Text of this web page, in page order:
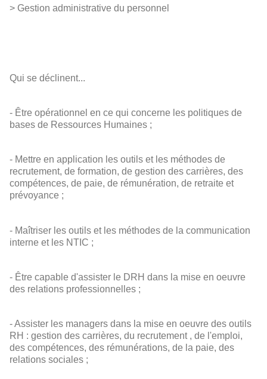
> Gestion administrative du personnel
Qui se déclinent...
- Être opérationnel en ce qui concerne les politiques de
bases de Ressources Humaines ;
- Mettre en application les outils et les méthodes de
recrutement, de formation, de gestion des carrières, des
compétences, de paie, de rémunération, de retraite et
prévoyance ;
- Maîtriser les outils et les méthodes de la communication
interne et les NTIC ;
- Être capable d'assister le DRH dans la mise en oeuvre
des relations professionnelles ;
- Assister les managers dans la mise en oeuvre des outils
RH : gestion des carrières, du recrutement , de l'emploi,
des compétences, des rémunérations, de la paie, des
relations sociales ;